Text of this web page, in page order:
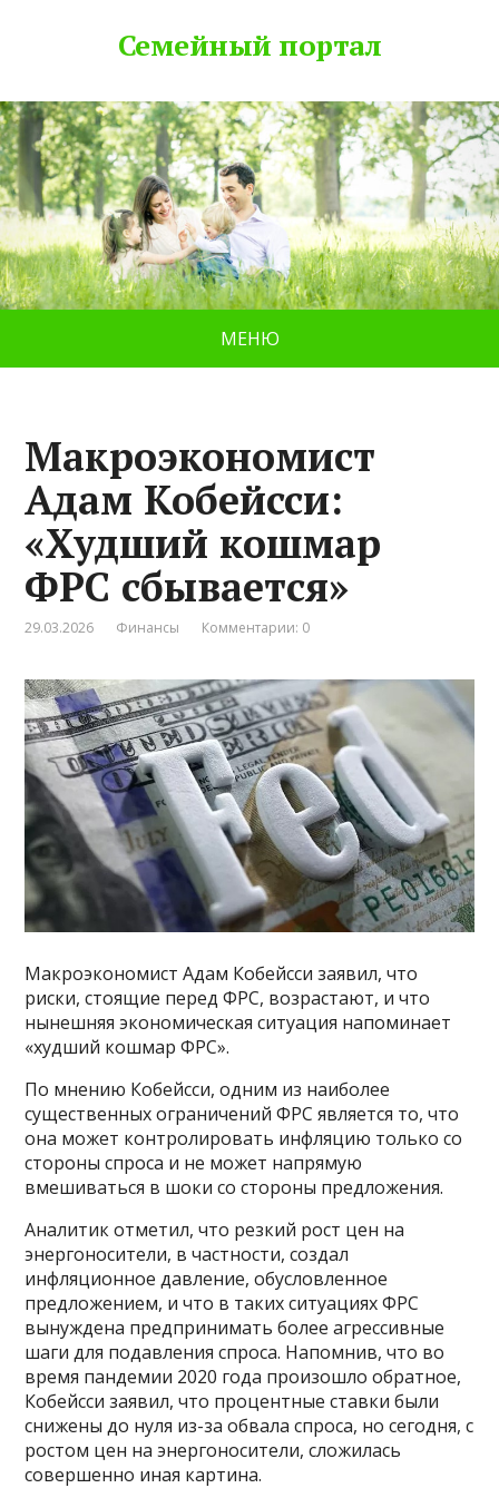
Семейный портал
МЕНЮ
Макроэкономист
Адам Кобейсси:
«Худший кошмар
ФРС сбывается»
29.03.2026 Финансы Комментарии: 0
Макроэкономист Адам Кобейсси заявил, что
риски, стоящие перед ФРС, возрастают, и что
нынешняя экономическая ситуация напоминает
«худший кошмар ФРС».
По мнению Кобейсси, одним из наиболее
существенных ограничений ФРС является то, что
она может контролировать инфляцию только со
стороны спроса и не может напрямую
вмешиваться в шоки со стороны предложения.
Аналитик отметил, что резкий рост цен на
энергоносители, в частности, создал
инфляционное давление, обусловленное
предложением, и что в таких ситуациях ФРС
вынуждена предпринимать более агрессивные
шаги для подавления спроса. Напомнив, что во
время пандемии 2020 года произошло обратное,
Кобейсси заявил, что процентные ставки были
снижены до нуля из-за обвала спроса, но сегодня, с
ростом цен на энергоносители, сложилась
совершенно иная картина.